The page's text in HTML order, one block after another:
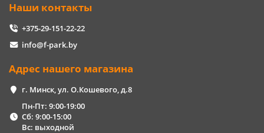
Наши контакты
+375-29-151-22-22
info@f-park.by
Адрес нашего магазина
г. Минск, ул. О.Кошевого, д.8
Пн-Пт: 9:00-19:00
Сб: 9:00-15:00
Вс: выходной